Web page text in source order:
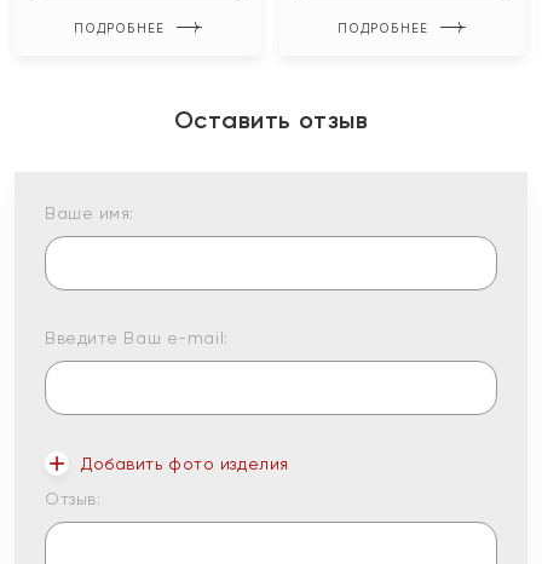
ПОДРОБНЕЕ ПОДРОБНЕЕ
Оставить отзыв
Ваше имя:
Введите Ваш e-mail:
Добавить фото изделия
Отзыв: